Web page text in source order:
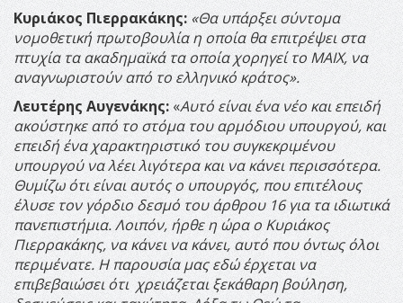
Κυριάκος Πιερρακάκης: «Θα υπάρξει σύντομα
νομοθετική πρωτοβουλία η οποία θα επιτρέψει στα
πτυχία τα ακαδημαϊκά τα οποία χορηγεί το ΜΑΙΧ, να
αναγνωριστούν από το ελληνικό κράτος».
Λευτέρης Αυγενάκης:«Αυτό είναι ένα νέο και επειδή
ακούστηκε από το στόμα του αρμόδιου υπουργού, και
επειδή ένα χαρακτηριστικό του συγκεκριμένου
υπουργού να λέει λιγότερα και να κάνει περισσότερα.
Θυμίζω ότι είναι αυτός ο υπουργός, που επιτέλους
έλυσε τον γόρδιο δεσμό του άρθρου 16 για τα ιδιωτικά
πανεπιστήμια. Λοιπόν, ήρθε η ώρα ο Κυριάκος
Πιερρακάκης, να κάνει να κάνει, αυτό που όντως όλοι
περιμένατε. Η παρουσία μας εδώ έρχεται να
επιβεβαιώσει ότι χρειάζεται ξεκάθαρη βούληση,